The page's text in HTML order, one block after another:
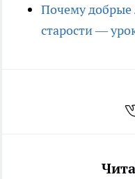
Почему добрые
старости —